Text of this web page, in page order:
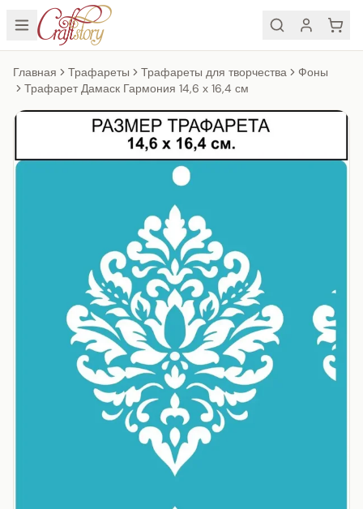
Главная Трафареты Трафареты для творчества
Фоны
Трафарет Дамаск Гармония 14,6 х 16,4 см